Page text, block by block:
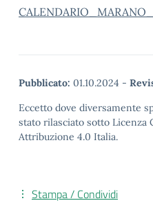
Pubblicato: 01.10.2024 -
Eccetto dove diversamente
stato rilasciato sotto Licenza
Attribuzione 4.0 Italia.
Stampa / Condividi